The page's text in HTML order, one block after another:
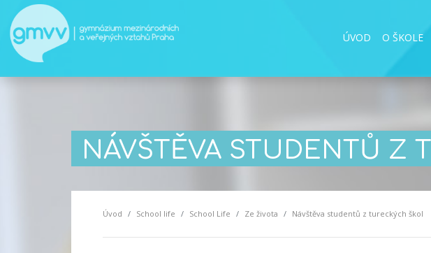
ÚVOD O ŠKOLE
NÁVŠTĚVA STUDENTŮ Z
Úvod School life School Life Ze života Návštěva studentů z tureckých škol